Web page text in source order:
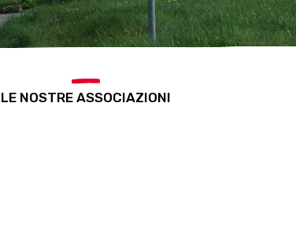
LE NOSTRE ASSOCIAZIONI